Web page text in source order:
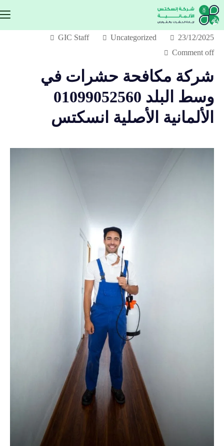
23/12/2025
Uncategorized
GIC Staff
Comment off
شركة مكافحة حشرات في
وسط البلد 01099052560
الألمانية الأصلية انسكتس